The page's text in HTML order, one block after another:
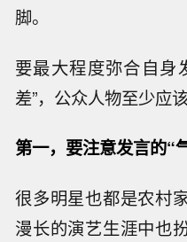
脚。
要最大程度弥合自身
差”，公众人物至少应
第一， 要注意发言的“
很多明星也都是农村
漫长的演艺生涯中也